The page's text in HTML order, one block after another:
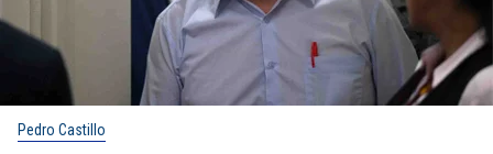
Pedro Castillo